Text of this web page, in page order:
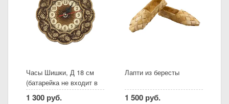
Часы Шишки, Д 18 см
(батарейка не входит в
комплект)
1 300 руб.
Лапти из бересты
1 500 руб.